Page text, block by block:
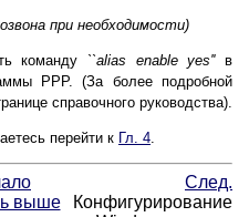
при необходимости)
команду ``alias enable yes''в
PPP. (За более подробной
справочного руководства).
перейти к Гл. 4.
След.
выше
Конфигурирование